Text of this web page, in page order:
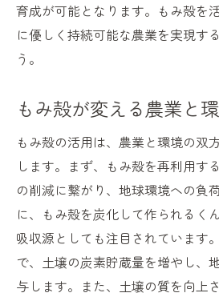
育成が可能となります。もみ殻を
に優しく持続可能な農業を実現す
う。
もみ殻が変える農業と
もみ殻の活用は、農業と環境の双
します。まず、もみ殻を再利用す
の削減に繋がり、地球環境への負
に、もみ殻を炭化して作られるく
吸収源としても注目されています
で、土壌の炭素貯蔵量を増やし、
与します。また、土壌の質を向上